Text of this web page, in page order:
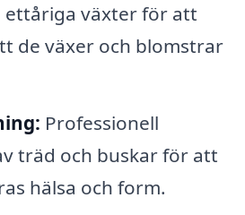
ettåriga växter för att
de växer och blomstrar
Professionell
träd och buskar för att
hälsa och form.